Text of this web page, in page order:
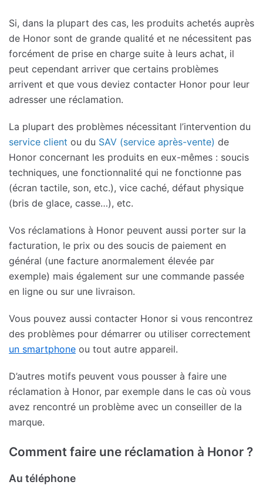
Si, dans la plupart des cas, les produits achetés auprès
de Honor sont de grande qualité et ne nécessitent pas
forcément de prise en charge suite à leurs achat, il
peut cependant arriver que certains problèmes
arrivent et que vous deviez contacter Honor pour leur
adresser une réclamation.
La plupart des problèmes nécessitant l’intervention du
service client ou du SAV (service après-vente) de
Honor concernant les produits en eux-mêmes : soucis
techniques, une fonctionnalité qui ne fonctionne pas
(écran tactile, son, etc.), vice caché, défaut physique
(bris de glace, casse…), etc.
Vos réclamations à Honor peuvent aussi porter sur la
facturation, le prix ou des soucis de paiement en
général (une facture anormalement élevée par
exemple) mais également sur une commande passée
en ligne ou sur une livraison.
Vous pouvez aussi contacter Honor si vous rencontrez
des problèmes pour démarrer ou utiliser correctement
un smartphone ou tout autre appareil.
D’autres motifs peuvent vous pousser à faire une
réclamation à Honor, par exemple dans le cas où vous
avez rencontré un problème avec un conseiller de la
marque.
Comment faire une réclamation à Honor ?
Au téléphone